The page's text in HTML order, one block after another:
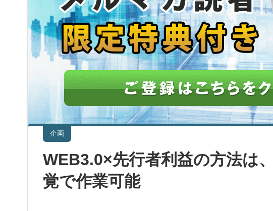
企画
WEB3.0×先行者利益の方法は
覚で作業可能